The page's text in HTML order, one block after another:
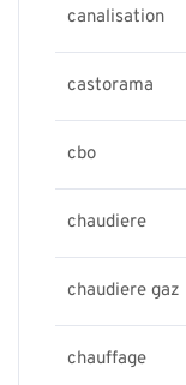
canalisation
castorama
cbo
chaudiere
chaudiere gaz
chauffage